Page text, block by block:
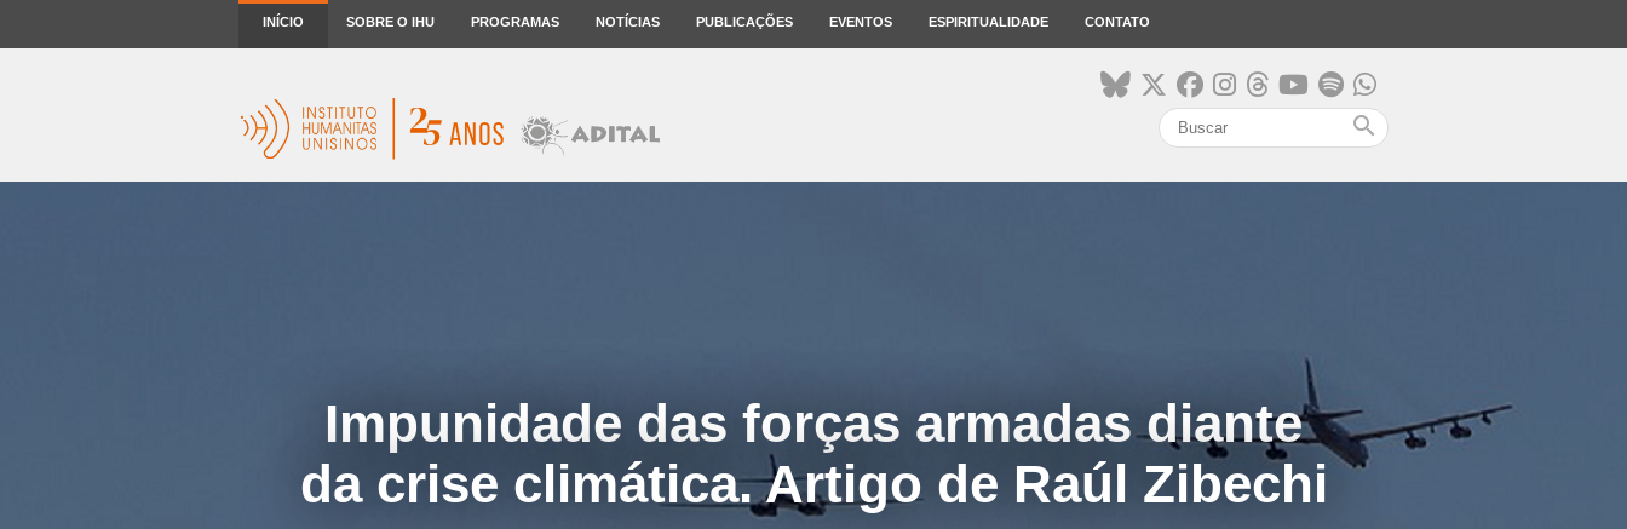
INÍCIO SOBRE O IHU PROGRAMAS NOTÍCIAS PUBLICAÇÕES EVENTOS ESPIRITUALIDADE CONTATO
search
Impunidade das forças armadas diante
da crise climática. Artigo de Raúl Zibechi